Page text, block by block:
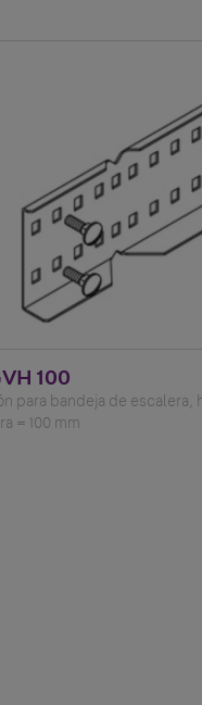
100
para bandeja de escalera,
= 100 mm